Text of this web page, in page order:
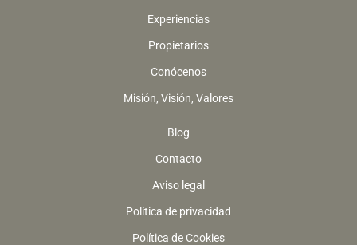
Experiencias
Propietarios
Conócenos
Misión, Visión, Valores
Blog
Contacto
Aviso legal
Política de privacidad
Política de Cookies